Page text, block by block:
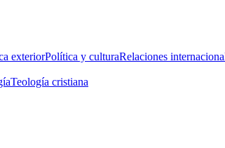
exteriorPolítica y culturaRelaciones
Teología cristiana